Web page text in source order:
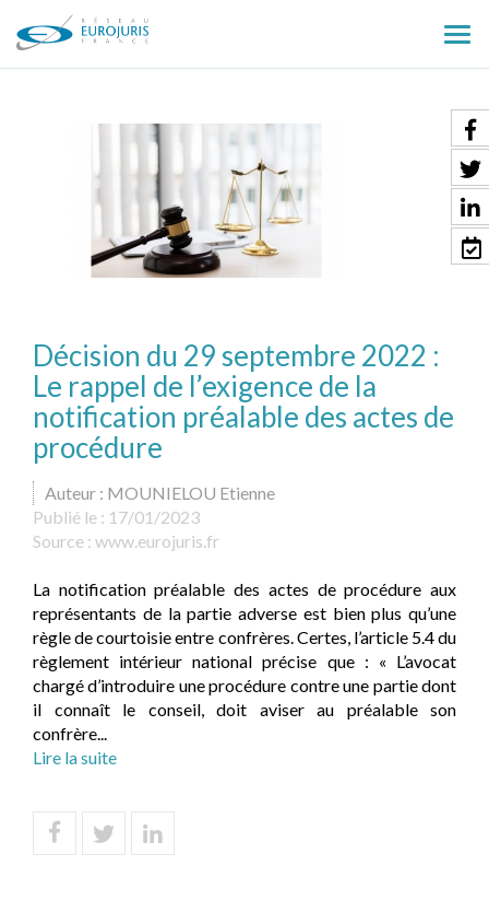
le
Décision du 29 septembre 2022 :
Le rappel de l’exigence de la
notification préalable des actes de
procédure
Auteur : MOUNIELOU Etienne
Publié le : 17/01/2023
Source : www.eurojuris.fr
La notification préalable des actes de procédure aux
représentants de la partie adverse est bien plus qu’une
règle de courtoisie entre confrères. Certes, l’article 5.4 du
règlement intérieur national précise que : « L’avocat
chargé d’introduire une procédure contre une partie dont
il connaît le conseil, doit aviser au préalable son
confrère...
Lire la suite